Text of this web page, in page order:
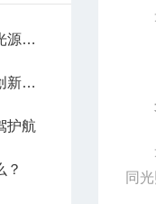
房
舱”
护航
？
同